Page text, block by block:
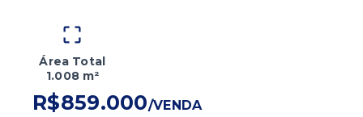
Área Total
1.008 m²
R$859.000/VENDA